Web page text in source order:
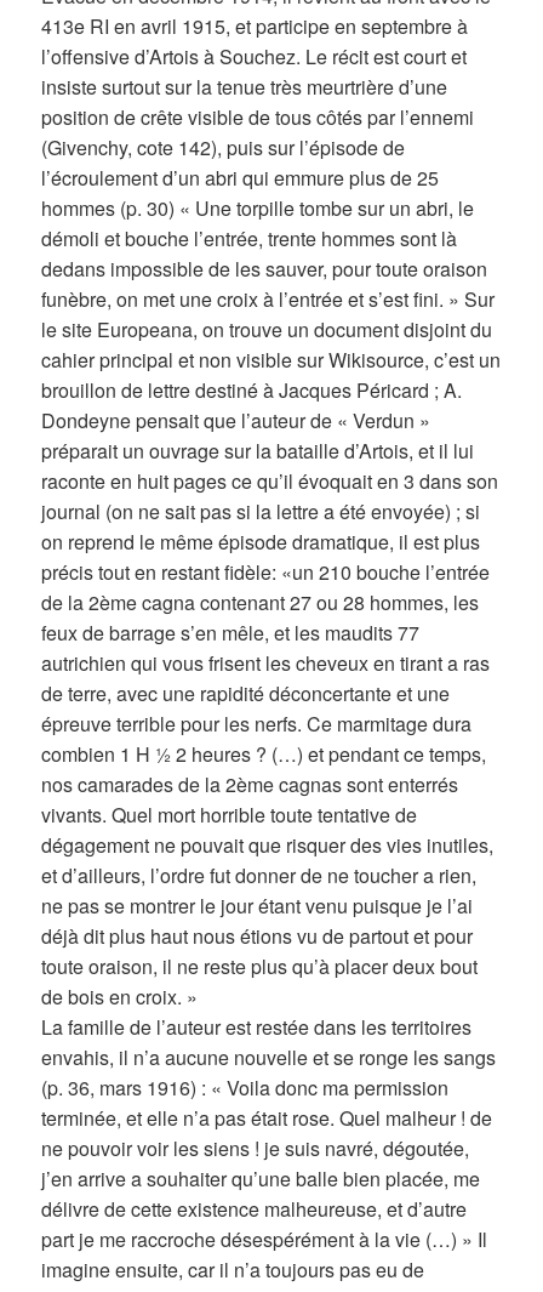
413e RI en avril 1915, et participe en septembre à
l’offensive d’Artois à Souchez. Le récit est court et
insiste surtout sur la tenue très meurtrière d’une
position de crête visible de tous côtés par l’ennemi
(Givenchy, cote 142), puis sur l’épisode de
l’écroulement d’un abri qui emmure plus de 25
hommes (p. 30) « Une torpille tombe sur un abri, le
démoli et bouche l’entrée, trente hommes sont là
dedans impossible de les sauver, pour toute oraison
funèbre, on met une croix à l’entrée et s’est fini. » Sur
le site Europeana, on trouve un document disjoint du
cahier principal et non visible sur Wikisource, c’est un
brouillon de lettre destiné à Jacques Péricard ; A.
Dondeyne pensait que l’auteur de « Verdun »
préparait un ouvrage sur la bataille d’Artois, et il lui
raconte en huit pages ce qu’il évoquait en 3 dans son
journal (on ne sait pas si la lettre a été envoyée) ; si
on reprend le même épisode dramatique, il est plus
précis tout en restant fidèle: «un 210 bouche l’entrée
de la 2ème cagna contenant 27 ou 28 hommes, les
feux de barrage s’en mêle, et les maudits 77
autrichien qui vous frisent les cheveux en tirant a ras
de terre, avec une rapidité déconcertante et une
épreuve terrible pour les nerfs. Ce marmitage dura
combien 1 H ½ 2 heures ? (…) et pendant ce temps,
nos camarades de la 2ème cagnas sont enterrés
vivants. Quel mort horrible toute tentative de
dégagement ne pouvait que risquer des vies inutiles,
et d’ailleurs, l’ordre fut donner de ne toucher a rien,
ne pas se montrer le jour étant venu puisque je l’ai
déjà dit plus haut nous étions vu de partout et pour
toute oraison, il ne reste plus qu’à placer deux bout
de bois en croix. »
La famille de l’auteur est restée dans les territoires
envahis, il n’a aucune nouvelle et se ronge les sangs
(p. 36, mars 1916) : « Voila donc ma permission
terminée, et elle n’a pas était rose. Quel malheur ! de
ne pouvoir voir les siens ! je suis navré, dégoutée,
j’en arrive a souhaiter qu’une balle bien placée, me
délivre de cette existence malheureuse, et d’autre
part je me raccroche désespérément à la vie (…) » Il
imagine ensuite, car il n’a toujours pas eu de